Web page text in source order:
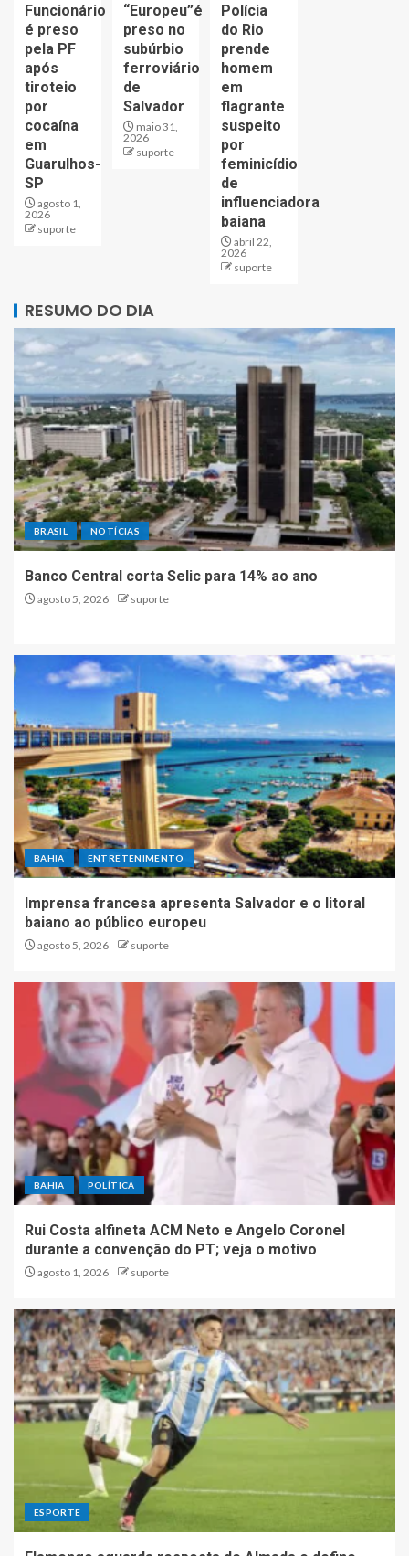
Funcionário
é preso
pela PF
após
tiroteio
por
cocaína
em
Guarulhos-
SP
agosto 1,
2026
suporte
“Europeu”é
preso no
subúrbio
ferroviário
de
Salvador
maio 31,
2026
suporte
Polícia
do Rio
prende
homem
em
flagrante
suspeito
por
feminicídio
de
influenciadora
baiana
abril 22,
2026
suporte
RESUMO DO DIA
BRASIL NOTÍCIAS
Banco Central corta Selic para 14% ao ano
agosto 5, 2026 suporte
BAHIA ENTRETENIMENTO
Imprensa francesa apresenta Salvador e o litoral
baiano ao público europeu
agosto 5, 2026 suporte
BAHIA POLÍTICA
Rui Costa alfineta ACM Neto e Angelo Coronel
durante a convenção do PT; veja o motivo
agosto 1, 2026 suporte
ESPORTE